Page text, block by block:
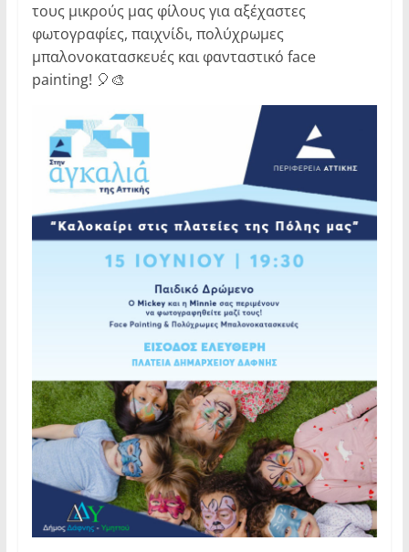
τους μικρούς μας φίλους για αξέχαστες
φωτογραφίες, παιχνίδι, πολύχρωμες
μπαλονοκατασκευές και φανταστικό face
painting! 🎈🎨